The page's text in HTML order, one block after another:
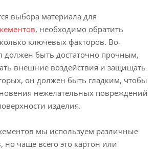
выбора материала для
, необходимо обратить
ключевых факторов. Во-
должен быть достаточно прочным,
внешние воздействия и защищать
он должен быть гладким, чтобы
нежелательных повреждений
изделия.
мы используем различные
но чаще всего это картон или